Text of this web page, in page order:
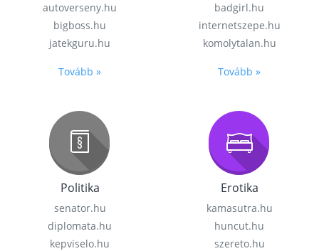
autoverseny.hu
bigboss.hu
jatekguru.hu
Tovább »
badgirl.hu
internetszepe.hu
komolytalan.hu
Tovább »
Politika
senator.hu
diplomata.hu
kepviselo.hu
Erotika
kamasutra.hu
huncut.hu
szereto.hu